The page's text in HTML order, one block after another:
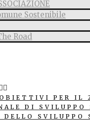
Sostenibile
Road
PER IL
DI SVILUPPO
DELLO SVILUPPO